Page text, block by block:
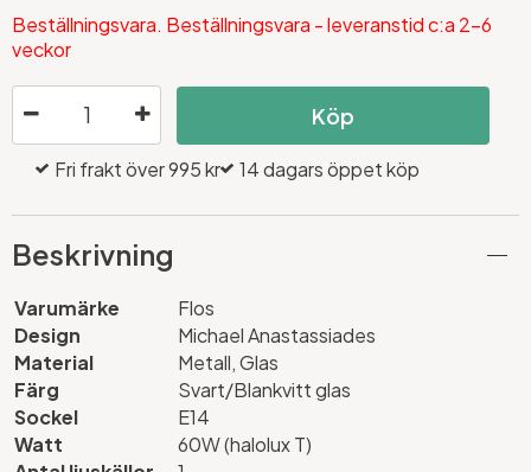
Beställningsvara. Beställningsvara - leveranstid c:a 2-6
veckor
Köp
Fri frakt över 995 kr 14 dagars öppet köp
Beskrivning
Varumärke
Flos
Design
Michael Anastassiades
Material
Metall, Glas
Färg
Svart/Blankvitt glas
Sockel
E14
Watt
60W (halolux T)